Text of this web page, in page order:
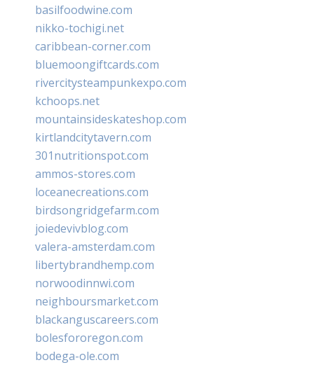
basilfoodwine.com
nikko-tochigi.net
caribbean-corner.com
bluemoongiftcards.com
rivercitysteampunkexpo.com
kchoops.net
mountainsideskateshop.com
kirtlandcitytavern.com
301nutritionspot.com
ammos-stores.com
loceanecreations.com
birdsongridgefarm.com
joiedevivblog.com
valera-amsterdam.com
libertybrandhemp.com
norwoodinnwi.com
neighboursmarket.com
blackanguscareers.com
bolesfororegon.com
bodega-ole.com